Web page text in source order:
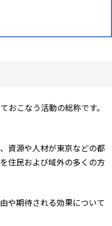
おこなう活動の総称です。
資源や人材が東京などの都
住民および域外の多くの方
や期待される効果について